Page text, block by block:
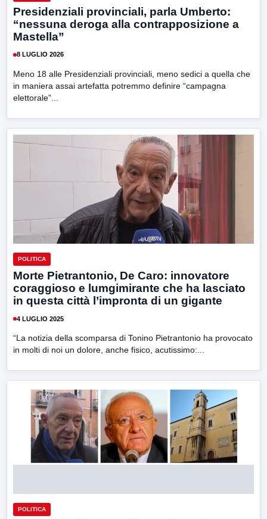
Presidenziali provinciali, parla Umberto:
“nessuna deroga alla contrapposizione a
Mastella”
8 LUGLIO 2026
Meno 18 alle Presidenziali provinciali, meno sedici a quella che
in maniera assai artefatta potremmo definire “campagna
elettorale”...
POLITICA
Morte Pietrantonio, De Caro: innovatore
coraggioso e lumgimirante che ha lasciato
in questa città l’impronta di un gigante
4 LUGLIO 2025
“La notizia della scomparsa di Tonino Pietrantonio ha provocato
in molti di noi un dolore, anche fisico, acutissimo:...
POLITICA